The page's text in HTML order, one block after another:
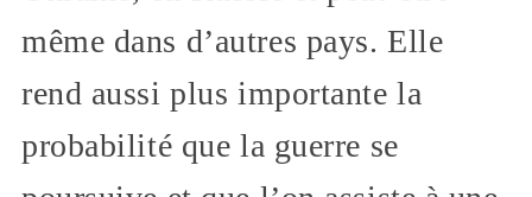
même dans d’autres pays. Elle
rend aussi plus importante la
probabilité que la guerre se